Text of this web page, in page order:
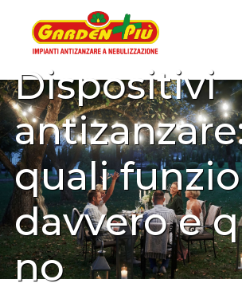
Dispositivi
quali
davvero e
no